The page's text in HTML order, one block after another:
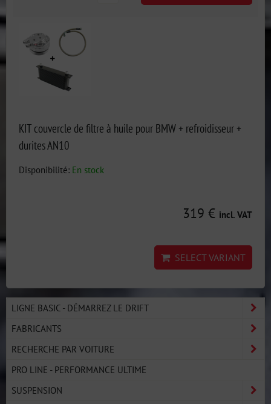
KIT couvercle de filtre à huile pour BMW + refroidisseur +
durites AN10
Disponibilité: En stock
319 € incl. VAT
SELECT VARIANT
LIGNE BASIC - DÉMARREZ LE DRIFT
FABRICANTS
RECHERCHE PAR VOITURE
PRO LINE - PERFORMANCE ULTIME
SUSPENSION